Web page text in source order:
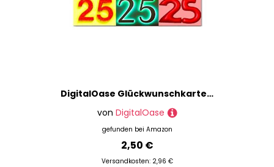
DigitalOase Glückwunschkarte 25. Geburtstag 25. Jubiläum A5 Geburtstagskarte Grußkarte Klappkarte Umschlag #LETTERS
von DigitalOase
gefunden bei Amazon
2,50 €
Versandkosten: 2,96 €